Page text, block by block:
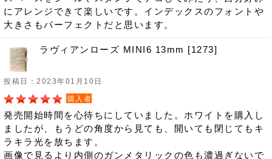
にアレンジできて楽しいです。インデックスのフォントや
大きさもパーフェクトだと思います。
ラヴィアンローズ MINI6 13mm [1273]
投稿日：2023年01月10日
購入者
発売開始時間を心待ちにしていました。ホワイトを購入し
ましたが、もうどの角度から見ても、開いても閉じてもキ
ラキラ光を放ちます。
画像で見るより内側のガンメタリックの色も濃過ぎないで